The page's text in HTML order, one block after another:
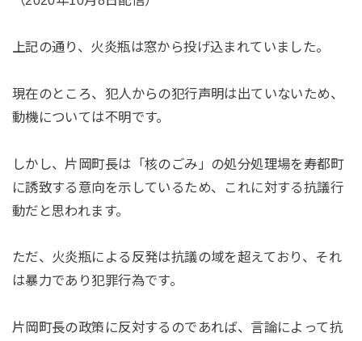
上記の通り、火炎瓶は窓から投げ込まれていました。
現在のところ、犯人からの犯行声明は出ていないため、
動機については不明です。
しかし、片岡町長は「核のごみ」の処分処理場を寿都町
に誘致する意向を示しているため、これに対する抗議行
動だと思われます。
ただ、火炎瓶による反発は抗議の域を超えており、それ
は暴力であり犯罪行為です。
片岡町長の政策に反対するのであれば、言論によって抗